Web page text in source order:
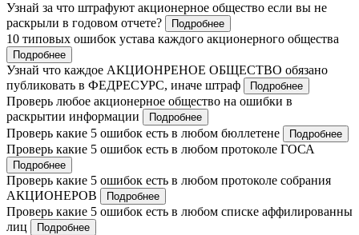
Узнай за что штрафуют акционерное общество если вы не
раскрыли в годовом отчете?
Подробнее
10 типовых ошибок устава каждого акционерного общества
Подробнее
Узнай что каждое АКЦИОНРЕНОЕ ОБЩЕСТВО обязано
публиковать в ФЕДРЕСУРС, иначе штраф
Подробнее
Проверь любое акционерное общество на ошибки в
раскрытии информации
Подробнее
Проверь какие 5 ошибок есть в любом бюллетене Подробнее
Проверь какие 5 ошибок есть в любом протоколе ГОСА
Подробнее
Проверь какие 5 ошибок есть в любом протоколе собрания
АКЦИОНЕРОВ
Подробнее
Проверь какие 5 ошибок есть в любом списке аффилированны
лиц
Подробнее